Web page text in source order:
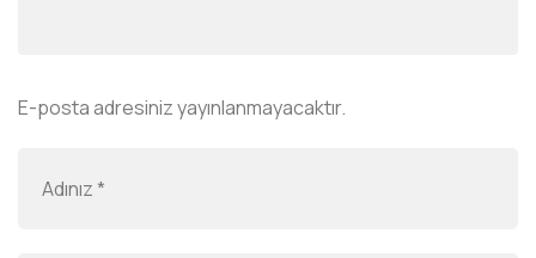
E-posta adresiniz yayınlanmayacaktır.